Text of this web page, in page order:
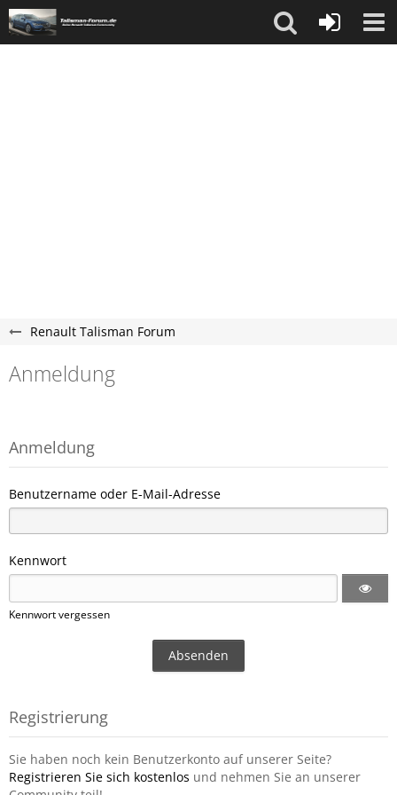
Renault Talisman Forum
Anmeldung
Anmeldung
Benutzername oder E-Mail-Adresse
Kennwort
Kennwort vergessen
Registrierung
Sie haben noch kein Benutzerkonto auf unserer Seite?
Registrieren Sie sich kostenlos und nehmen Sie an unserer